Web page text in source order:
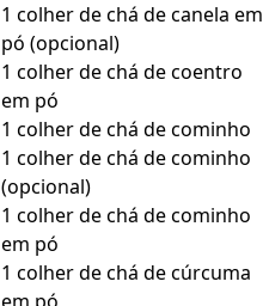
1 colher de chá de canela em
pó (opcional)
1 colher de chá de coentro
em pó
1 colher de chá de cominho
1 colher de chá de cominho
(opcional)
1 colher de chá de cominho
em pó
1 colher de chá de cúrcuma